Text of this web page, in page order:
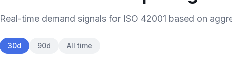
Real-time demand signals for ISO 42001 based on
30d 90d All time